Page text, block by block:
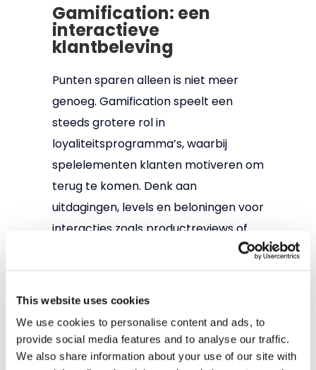
This website uses cookies
We use cookies to personalise content and ads, to
provide social media features and to analyse our traffic.
We also share information about your use of our site with
Gamification: een
interactieve
klantbeleving
Punten sparen alleen is niet meer
genoeg. Gamification speelt een
steeds grotere rol in
loyaliteitsprogramma’s, waarbij
spelelementen klanten motiveren om
terug te komen. Denk aan
uitdagingen, levels en beloningen voor
interacties zoals productreviews of
sociale media-shares. Met tritonX
kunnen retailers eenvoudig
dynamische loyaliteitsmechanismen
klantbetrokkenheid vergroten met
een programma dat niet alleen